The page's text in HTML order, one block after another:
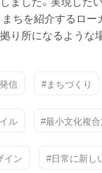
まちを紹介するロー
り所になるような
信 #まちづくり
ル #最小文化複
イン #日常に新し